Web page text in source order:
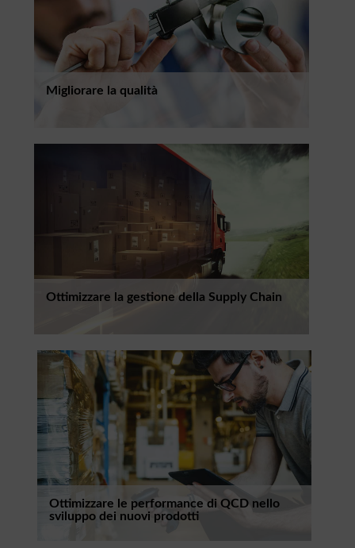
Migliorare la qualità
Ottimizzare la gestione della Supply Chain
Ottimizzare le performance di QCD nello
sviluppo dei nuovi prodotti